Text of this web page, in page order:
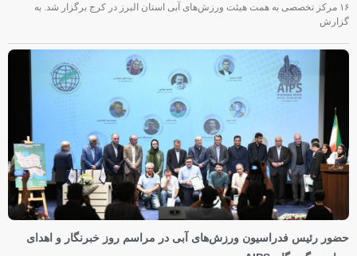
۱۶ مرکز تخصصی به همت هیئت ورزش‌های آبی استان البرز در کرج برگزار شد. به
گزارش
حضور رئیس فدراسیون ورزش‌های آبی در مراسم روز خبرنگار و اهدای